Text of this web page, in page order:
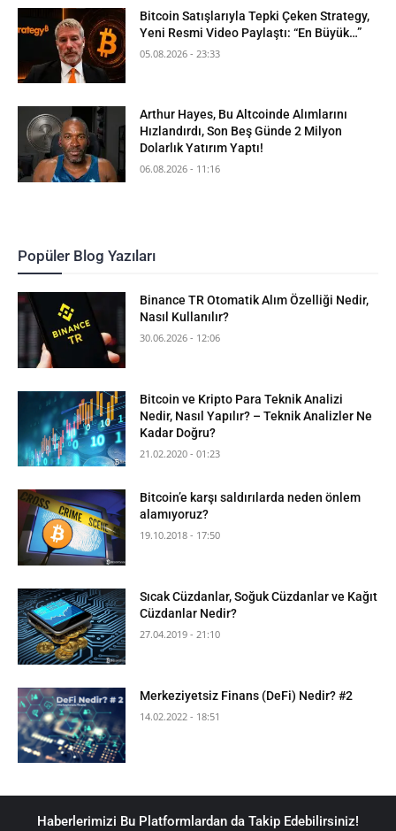
Bitcoin Satışlarıyla Tepki Çeken Strategy,
Yeni Resmi Video Paylaştı: “En Büyük…”
05.08.2026 - 23:33
Arthur Hayes, Bu Altcoinde Alımlarını
Hızlandırdı, Son Beş Günde 2 Milyon
Dolarlık Yatırım Yaptı!
06.08.2026 - 11:16
Popüler Blog Yazıları
Binance TR Otomatik Alım Özelliği Nedir,
Nasıl Kullanılır?
30.06.2026 - 12:06
Bitcoin ve Kripto Para Teknik Analizi
Nedir, Nasıl Yapılır? – Teknik Analizler Ne
Kadar Doğru?
21.02.2020 - 01:23
Bitcoin’e karşı saldırılarda neden önlem
alamıyoruz?
19.10.2018 - 17:50
Sıcak Cüzdanlar, Soğuk Cüzdanlar ve Kağıt
Cüzdanlar Nedir?
27.04.2019 - 21:10
Merkeziyetsiz Finans (DeFi) Nedir? #2
14.02.2022 - 18:51
Haberlerimizi Bu Platformlardan da Takip Edebilirsiniz!